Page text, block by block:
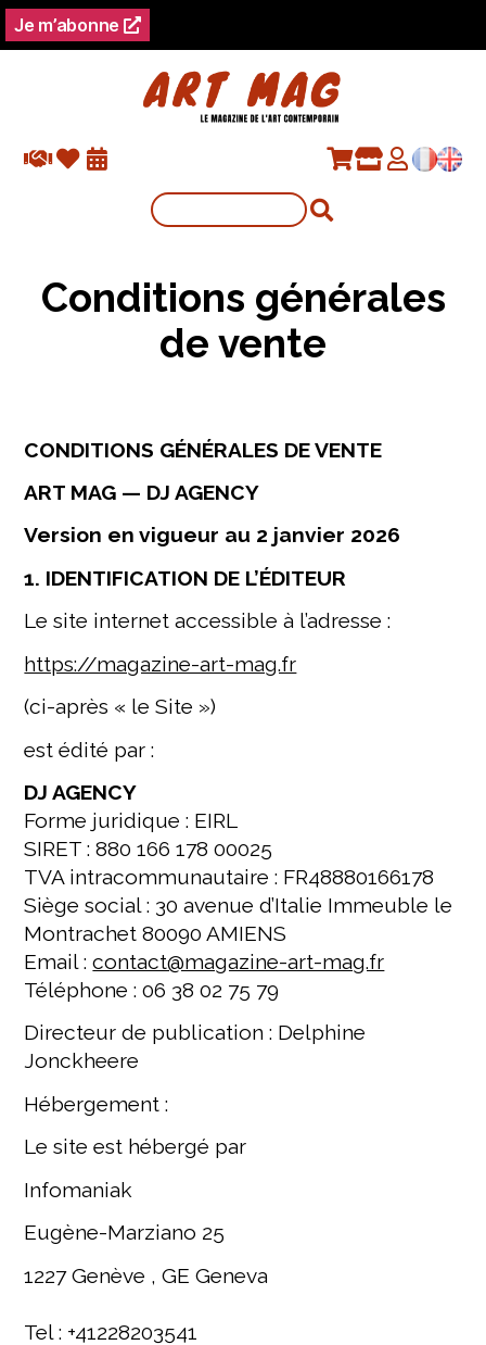
Je m’abonne
Conditions générales
de vente
CONDITIONS GÉNÉRALES DE VENTE
ART MAG — DJ AGENCY
Version en vigueur au 2 janvier 2026
1. IDENTIFICATION DE L’ÉDITEUR
Le site internet accessible à l’adresse :
https://magazine-art-mag.fr
(ci-après « le Site »)
est édité par :
DJ AGENCY
Forme juridique : EIRL
SIRET : 880 166 178 00025
TVA intracommunautaire : FR48880166178
Siège social : 30 avenue d’Italie Immeuble le
Montrachet 80090 AMIENS
Email :contact@magazine-art-mag.fr
Téléphone : 06 38 02 75 79
Directeur de publication : Delphine
Jonckheere
Hébergement :
Le site est hébergé par
Infomaniak
Eugène-Marziano 25
1227 Genève , GE Geneva
Tel : +41228203541